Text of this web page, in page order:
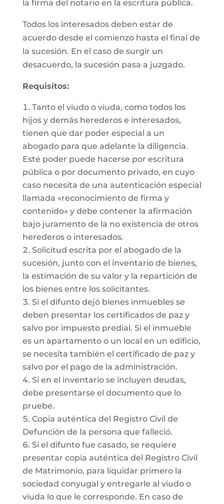
la firma del notario en la escritura pública.
Todos los interesados deben estar de
acuerdo desde el comienzo hasta el final de
la sucesión. En el caso de surgir un
desacuerdo, la sucesión pasa a juzgado.
Requisitos:
Tanto el viudo o viuda, como todos los
hijos y demás herederos e interesados,
tienen que dar poder especial a un
abogado para que adelante la diligencia.
Este poder puede hacerse por escritura
pública o por documento privado, en cuyo
caso necesita de una autenticación especial
llamada «reconocimiento de firma y
contenido» y debe contener la afirmación
bajo juramento de la no existencia de otros
herederos o interesados.
Solicitud escrita por el abogado de la
sucesión, junto con el inventario de bienes,
la estimación de su valor y la repartición de
los bienes entre los solicitantes.
Si el difunto dejó bienes inmuebles se
deben presentar los certificados de paz y
salvo por impuesto predial. Si el inmueble
es un apartamento o un local en un edificio,
se necesita también el certificado de paz y
salvo por el pago de la administración.
Si en el inventario se incluyen deudas,
debe presentarse el documento que lo
pruebe.
Copia auténtica del Registro Civil de
Defunción de la persona que falleció.
Si el difunto fue casado, se requiere
presentar copia auténtica del Registro Civil
de Matrimonio, para liquidar primero la
sociedad conyugal y entregarle al viudo o
viuda lo que le corresponde. En caso de